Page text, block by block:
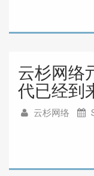
云杉网络
代已经到
云杉网络